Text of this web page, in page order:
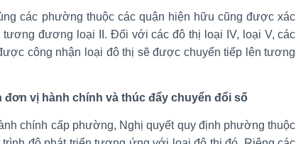
các phường thuộc các quận hiện hữu cũng được xác
tương đương loại II. Đối với các đô thị loại IV, loại V, các
công nhận loại đô thị sẽ được chuyển tiếp lên tương
đơn vị hành chính và thúc đẩy chuyển đổi số
chính cấp phường, Nghị quyết quy định phường thuộc